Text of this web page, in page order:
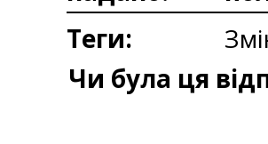
Теги:
Чи була ця